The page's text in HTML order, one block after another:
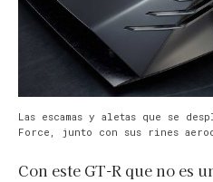
Las escamas y aletas que se
Force, junto con sus rines
Con este GT-R que no es